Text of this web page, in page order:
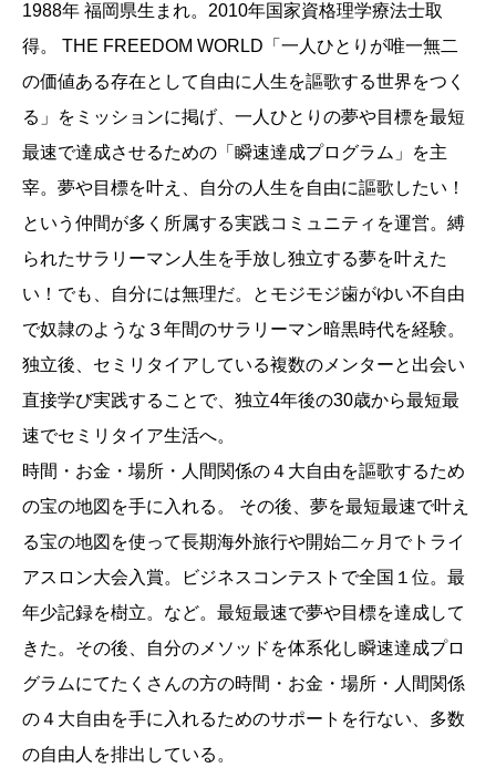
1988年 福岡県生まれ。2010年国家資格理学療法士取
得。 THE FREEDOM WORLD「一人ひとりが唯一無二
の価値ある存在として自由に人生を謳歌する世界をつく
る」をミッションに掲げ、一人ひとりの夢や目標を最短
最速で達成させるための「瞬速達成プログラム」を主
宰。夢や目標を叶え、自分の人生を自由に謳歌したい！
という仲間が多く所属する実践コミュニティを運営。縛
られたサラリーマン人生を手放し独立する夢を叶えた
い！でも、自分には無理だ。とモジモジ歯がゆい不自由
で奴隷のような３年間のサラリーマン暗黒時代を経験。
独立後、セミリタイアしている複数のメンターと出会い
直接学び実践することで、独立4年後の30歳から最短最
速でセミリタイア生活へ。
時間・お金・場所・人間関係の４大自由を謳歌するため
の宝の地図を手に入れる。 その後、夢を最短最速で叶え
る宝の地図を使って長期海外旅行や開始二ヶ月でトライ
アスロン大会入賞。ビジネスコンテストで全国１位。最
年少記録を樹立。など。最短最速で夢や目標を達成して
きた。その後、自分のメソッドを体系化し瞬速達成プロ
グラムにてたくさんの方の時間・お金・場所・人間関係
の４大自由を手に入れるためのサポートを行ない、多数
の自由人を排出している。